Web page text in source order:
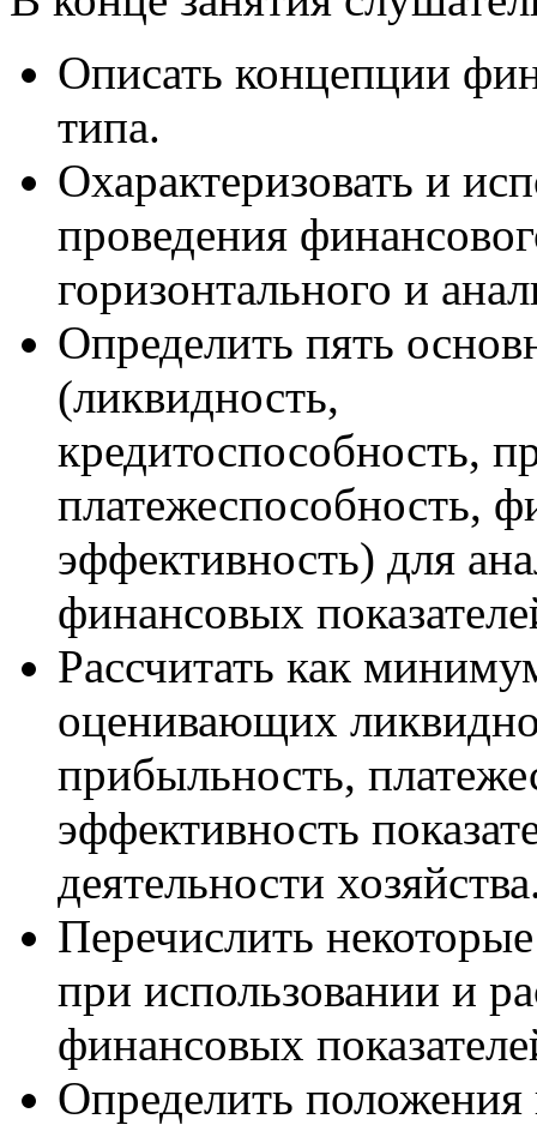
Описать концепции
типа.
Охарактеризовать и
проведения
горизонтального и
Определить пять
(ликвидность,
кредитоспособность,
платежеспособность,
эффективность) для
финансовых
Рассчитать как
оценивающих
прибыльность,
эффективность
деятельности
Перечислить
при использовании и
финансовых
Определить положения